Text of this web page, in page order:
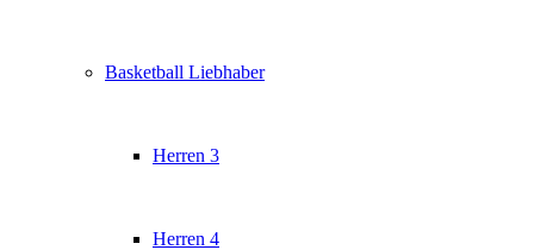
Basketball Liebhaber
Herren 3
Herren 4